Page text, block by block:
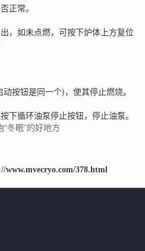
正常。
如未点燃，可按下炉体上方复位
钮是同一个)，使其停止燃烧。
循环油泵停止按钮，停止油泵。
冬眠”的好地方
www.mvecryo.com/378.html